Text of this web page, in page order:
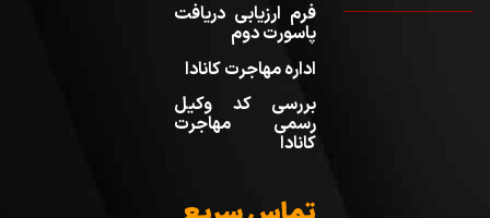
فرم ارزیابی دریافت
پاسورت دوم
اداره مهاجرت کانادا
بررسی کد وکیل
رسمی مهاجرت
کانادا